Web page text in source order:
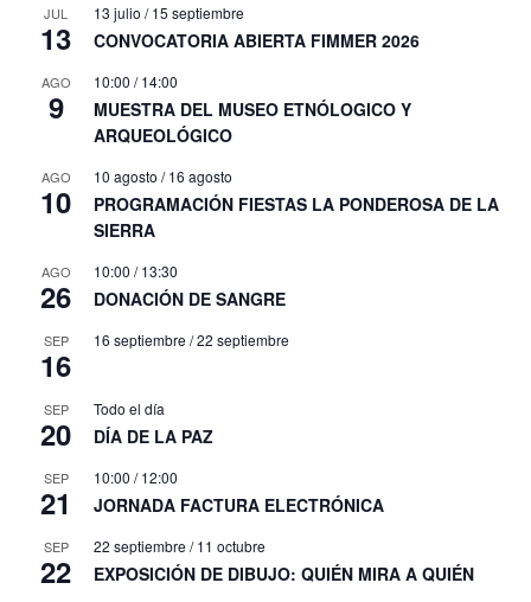
JUL
13
13 julio /15 septiembre
CONVOCATORIA ABIERTA FIMMER 2026
AGO
9
10:00 /14:00
MUESTRA DEL MUSEO ETNÓLOGICO Y
ARQUEOLÓGICO
AGO
10
10 agosto /16 agosto
PROGRAMACIÓN FIESTAS LA PONDEROSA DE LA
SIERRA
AGO
26
10:00 /13:30
DONACIÓN DE SANGRE
SEP
16
16 septiembre /22 septiembre
SEP
20
Todo el día
DÍA DE LA PAZ
SEP
21
10:00 /12:00
JORNADA FACTURA ELECTRÓNICA
SEP
22
22 septiembre /11 octubre
EXPOSICIÓN DE DIBUJO: QUIÉN MIRA A QUIÉN